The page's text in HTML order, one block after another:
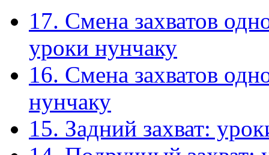
17. Смена захватов
уроки нунчаку
16. Смена захватов
нунчаку
15. Задний захват: